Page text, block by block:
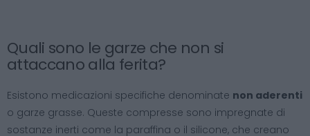
Quali sono le garze che non si
attaccano alla ferita?
Esistono medicazioni specifiche denominate non aderenti
o garze grasse. Queste compresse sono impregnate di
sostanze inerti come la paraffina o il silicone, che creano